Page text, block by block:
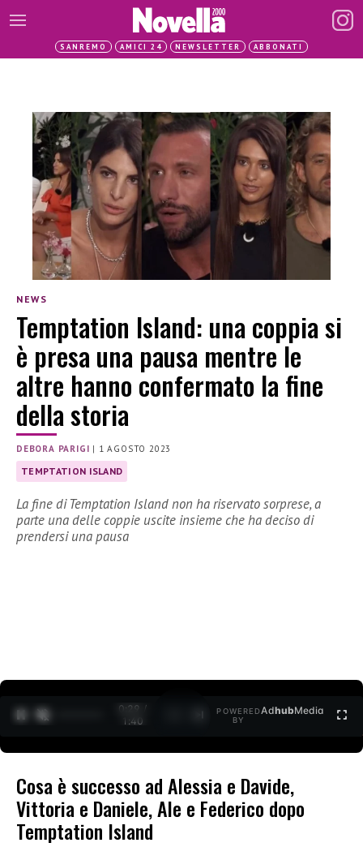
SANREMO AMICI 24 NEWSLETTER ABBONATI
NEWS
Temptation Island: una coppia si
è presa una pausa mentre le
altre hanno confermato la fine
della storia
DEBORA PARIGI | 1 AGOSTO 2023
TEMPTATION ISLAND
La fine di Temptation Island non ha riservato sorprese, a
parte una delle coppie uscite insieme che ha deciso di
prendersi una pausa
0:30 /
1:40
POWERED
BY
AdhubMedia
Cosa è successo ad Alessia e Davide,
Vittoria e Daniele, Ale e Federico dopo
Temptation Island